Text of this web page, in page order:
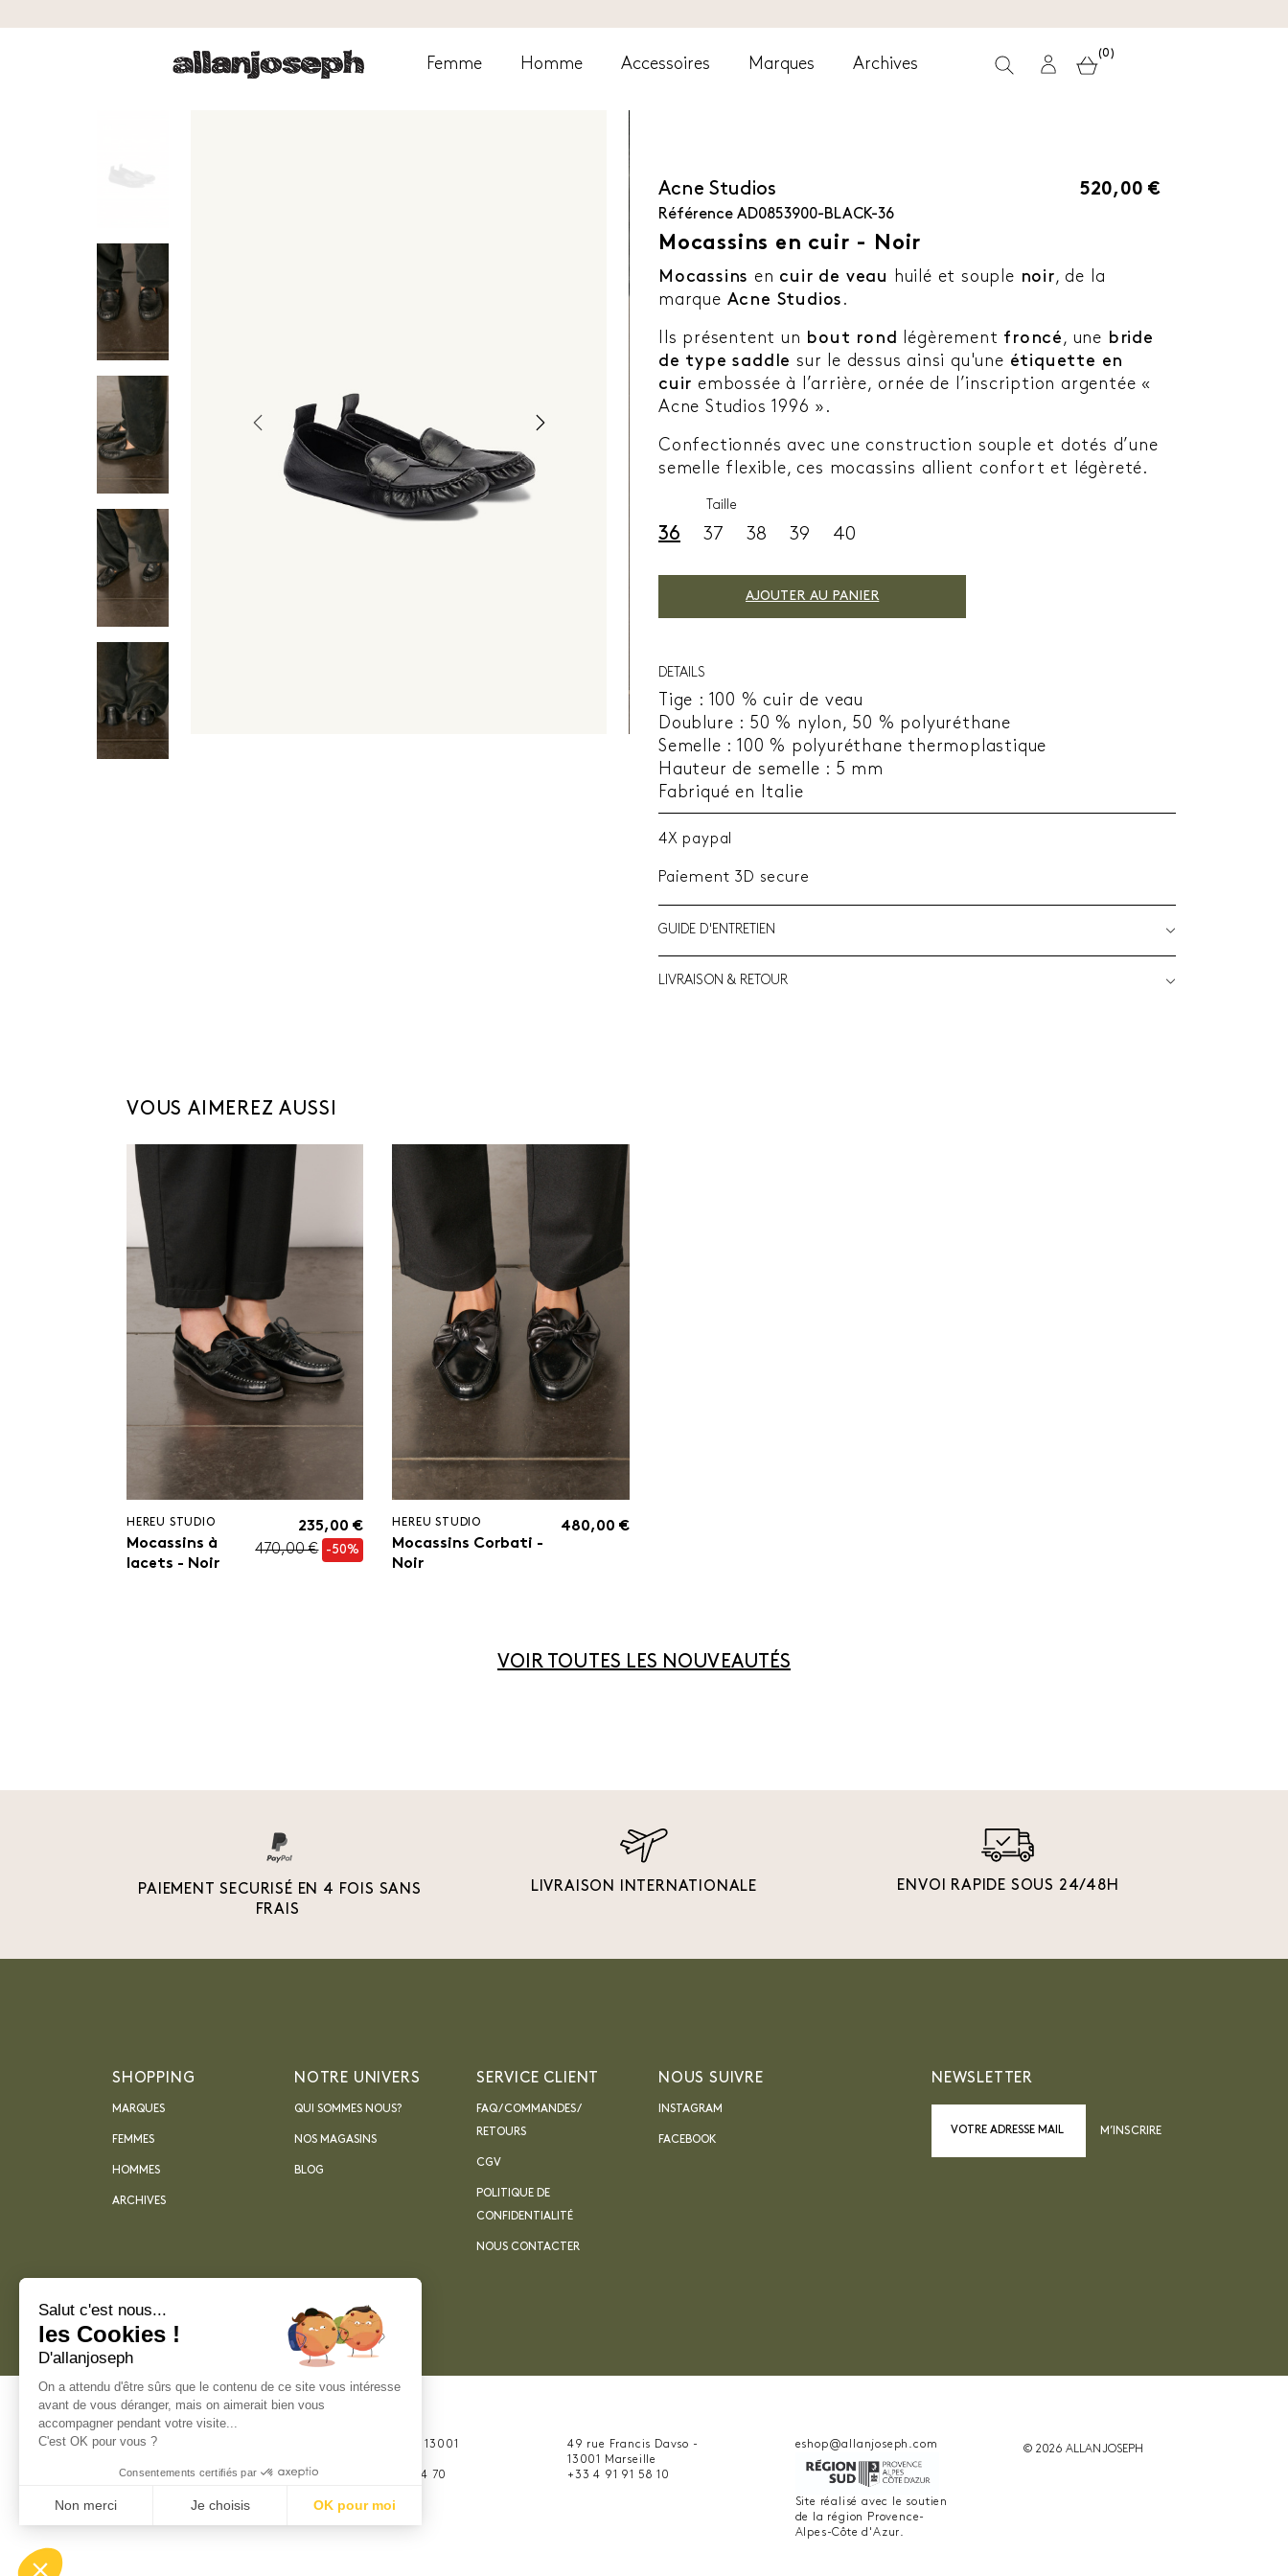
Femme Homme Accessoires Marques Archives
(0)
Acne Studios
Référence AD0853900-BLACK-36
Mocassins en cuir - Noir
520,00 €
Mocassins en cuir de veau huilé et souple noir, de la
marque Acne Studios .
Ils présentent un bout rond légèrement froncé, une bride
de type saddle sur le dessus ainsi qu'une étiquette en
cuir embossée à l’arrière, ornée de l’inscription argentée «
Acne Studios 1996 ».
Confectionnés avec une construction souple et dotés d’une
semelle flexible, ces mocassins allient confort et légèreté.
Taille
36 37 38 39 40
AJOUTER AU PANIER
DETAILS
Tige : 100 % cuir de veau
Doublure : 50 % nylon, 50 % polyuréthane
Semelle : 100 % polyuréthane thermoplastique
Hauteur de semelle : 5 mm
Fabriqué en Italie
4X paypal
Paiement 3D secure
GUIDE D'ENTRETIEN
LIVRAISON & RETOUR
VOUS AIMEREZ AUSSI
HEREU STUDIO
Mocassins à
lacets - Noir
235,00 €
470,00 € -50%
HEREU STUDIO
Mocassins Corbati -
Noir
480,00 €
VOIR TOUTES LES NOUVEAUTÉS
PAIEMENT SECURISÉ EN 4 FOIS SANS
FRAIS
LIVRAISON INTERNATIONALE ENVOI RAPIDE SOUS 24/48H
SHOPPING
MARQUES
FEMMES
HOMMES
ARCHIVES
NOTRE UNIVERS
QUI SOMMES NOUS?
NOS MAGASINS
BLOG
SERVICE CLIENT
FAQ / COMMANDES /
RETOURS
CGV
POLITIQUE DE
CONFIDENTIALITÉ
NOUS CONTACTER
NOUS SUIVRE
INSTAGRAM
FACEBOOK
NEWSLETTER
M’INSCRIRE
21 rue Sainte - 13001
+33 4 91 55 64 70
49 rue Francis Davso -
13001 Marseille
+33 4 91 91 58 10
eshop@allanjoseph.com
Site réalisé avec le soutien
de la région Provence-
Alpes-Côte d'Azur.
© 2026 ALLAN JOSEPH
Salut c'est nous...
les Cookies !
D'allanjoseph
On a attendu d'être sûrs que le contenu de ce site vous intéresse
avant de vous déranger, mais on aimerait bien vous
accompagner pendant votre visite...
C'est OK pour vous ?
Consentements certifiés par
Non merci Je choisis OK pour moi